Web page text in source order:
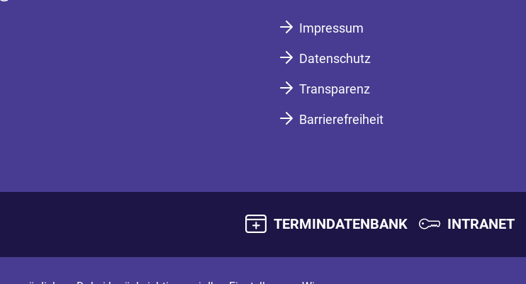
Impressum
Datenschutz
Transparenz
Barrierefreiheit
TERMINDATENBANK INTRANET